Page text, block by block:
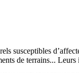
susceptibles
de terrains...